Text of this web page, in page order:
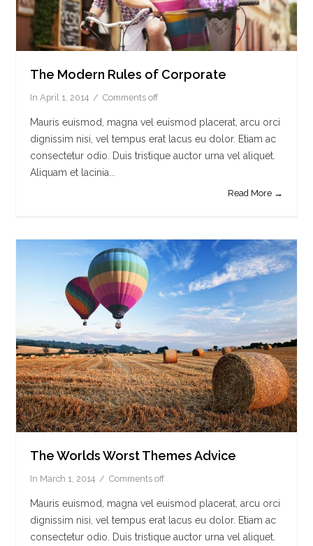
The Modern Rules of Corporate
In April 1, 2014 Comments off
Mauris euismod, magna vel euismod placerat, arcu orci
dignissim nisi, vel tempus erat lacus eu dolor. Etiam ac
consectetur odio. Duis tristique auctor urna vel aliquet.
Aliquam et lacinia...
Read More →
The Worlds Worst Themes Advice
In March 1, 2014 Comments off
Mauris euismod, magna vel euismod placerat, arcu orci
dignissim nisi, vel tempus erat lacus eu dolor. Etiam ac
consectetur odio. Duis tristique auctor urna vel aliquet.